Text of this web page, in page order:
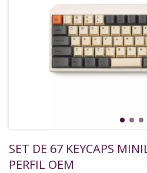
SET DE 67 KEYCAPS
PERFIL OEM